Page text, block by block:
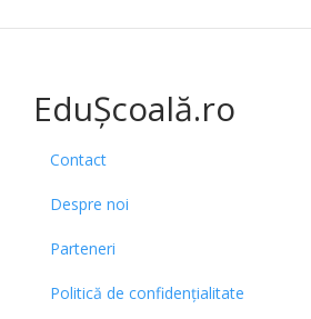
EduȘcoală.ro
Contact
Despre noi
Parteneri
Politică de confidențialitate